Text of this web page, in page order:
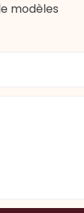
modèles